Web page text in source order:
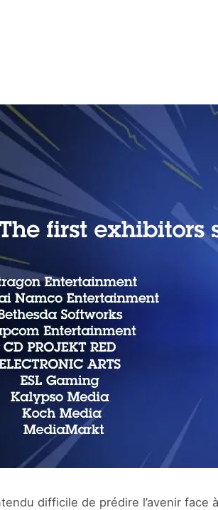
difficile de prédire l’avenir